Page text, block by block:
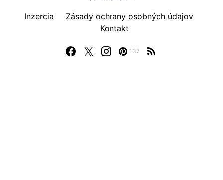
137
Inzercia
Zásady ochrany osobných údajov
Kontakt